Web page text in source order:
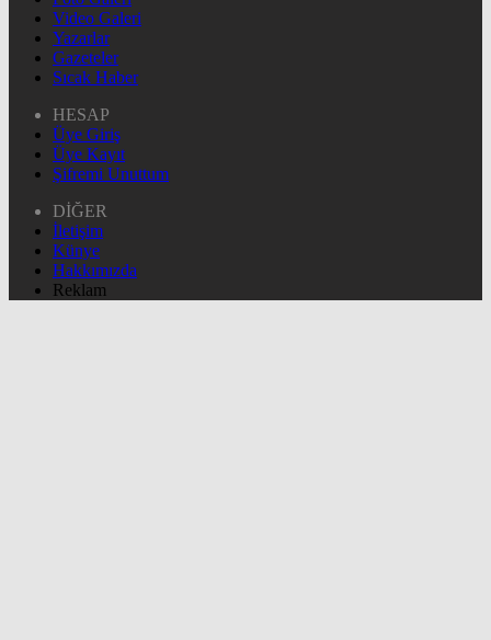
Video Galeri
Yazarlar
Gazeteler
Sıcak Haber
HESAP
Üye Giriş
Üye Kayıt
Şifremi Unuttum
DİĞER
İletişim
Künye
Hakkımızda
Reklam